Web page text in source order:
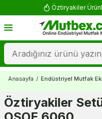
Öztiryakiler
Anasayfa / Endüstriyel Mutfak
Öztiryakiler